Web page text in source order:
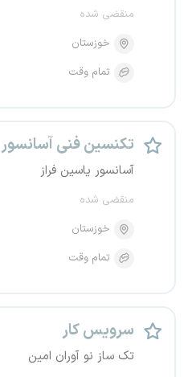
منقضی شده
خوزستان
تمام وقت
تکنسین فنی آسانسور
آسانسور یاسین فراز
منقضی شده
خوزستان
تمام وقت
سرویس کار
تک ساز نو آوران امین